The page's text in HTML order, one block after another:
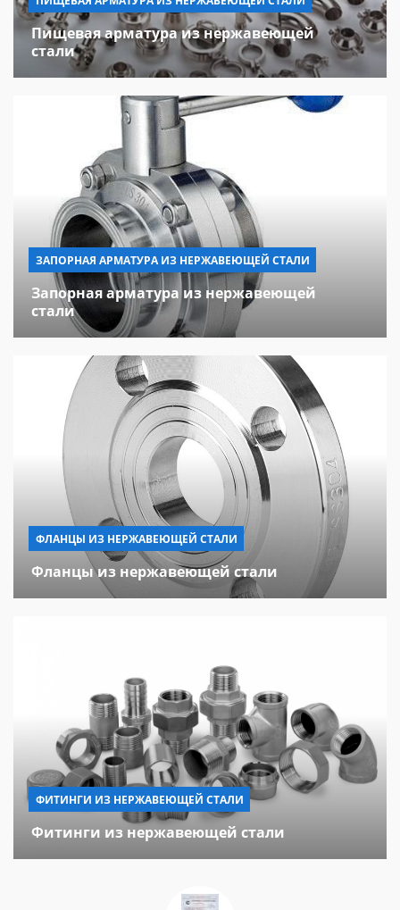
Пищевая арматура из нержавеющей
стали
ЗАПОРНАЯ АРМАТУРА ИЗ НЕРЖАВЕЮЩЕЙ СТАЛИ
Запорная арматура из нержавеющей
стали
ФЛАНЦЫ ИЗ НЕРЖАВЕЮЩЕЙ СТАЛИ
Фланцы из нержавеющей стали
ФИТИНГИ ИЗ НЕРЖАВЕЮЩЕЙ СТАЛИ
Фитинги из нержавеющей стали